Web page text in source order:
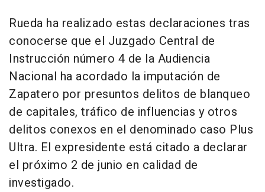
Rueda ha realizado estas declaraciones tras
conocerse que el Juzgado Central de
Instrucción número 4 de la Audiencia
Nacional ha acordado la imputación de
Zapatero por presuntos delitos de blanqueo
de capitales, tráfico de influencias y otros
delitos conexos en el denominado caso Plus
Ultra. El expresidente está citado a declarar
el próximo 2 de junio en calidad de
investigado.